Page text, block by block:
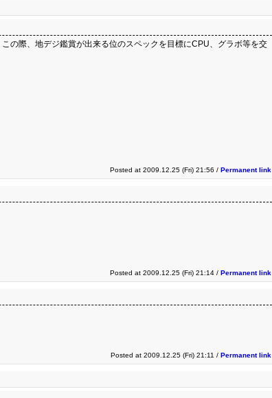
の際、地デジ鑑賞が出来る位のスペックを目標にCPU、グラボ等を交
Posted at 2009.12.25 (Fri) 21:56 / Permanent link
Posted at 2009.12.25 (Fri) 21:14 / Permanent link
Posted at 2009.12.25 (Fri) 21:11 / Permanent link